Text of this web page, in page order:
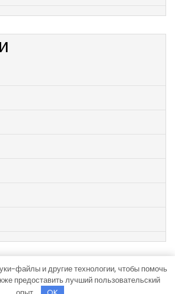
|Viral News WordPress Theme
TheMagnifico.
файлы и другие технологии, чтобы помочь
предоставить лучший пользовательский